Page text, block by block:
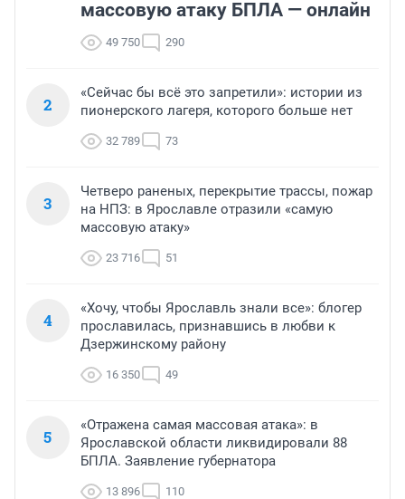
массовую атаку БПЛА — онлайн
49 750 290
2
«Сейчас бы всё это запретили»: истории из
пионерского лагеря, которого больше нет
32 789 73
3
Четверо раненых, перекрытие трассы, пожар
на НПЗ: в Ярославле отразили «самую
массовую атаку»
23 716 51
4
«Хочу, чтобы Ярославль знали все»: блогер
прославилась, признавшись в любви к
Дзержинскому району
16 350 49
5
«Отражена самая массовая атака»: в
Ярославской области ликвидировали 88
БПЛА. Заявление губернатора
13 896 110